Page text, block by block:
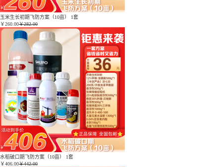
玉米生长初期飞防方案（10亩） 1套
￥260.00￥282.00
水稻破口期飞防方案（10亩） 1套
￥406.00￥442.00